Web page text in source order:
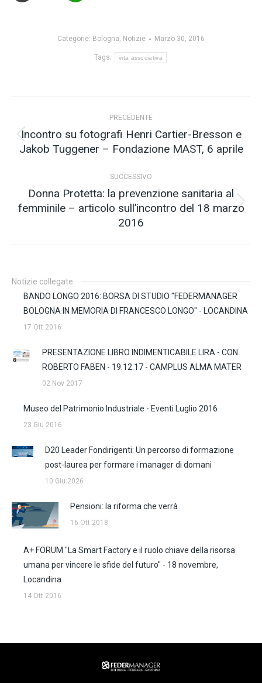
Categorie: Bologna, Notizie Marzo 30, 2016
Tags: vita associativa
tra
post
PRECEDENTE
Post
precedente:
Incontro su fotografi Henri Cartier-Bresson e
Jakob Tuggener – Fondazione MAST, 6 aprile
SUCCESSIVO
Prossimo
post:
Donna Protetta: la prevenzione sanitaria al
femminile – articolo sull’incontro del 18 marzo
2016
Notizie collegate
BANDO LONGO 2016: BORSA DI STUDIO "FEDERMANAGER
BOLOGNA IN MEMORIA DI FRANCESCO LONGO" - LOCANDINA
17 Ott 2016
PRESENTAZIONE LIBRO INDIMENTICABILE LIRA - CON
ROBERTO FABEN - 19.12.17 - CAMPLUS ALMA MATER
02 Nov 2017
Museo del Patrimonio Industriale - Eventi Luglio 2016
23 Giu 2016
D20 Leader Fondirigenti: Un percorso di formazione
post-laurea per formare i manager di domani
10 Giu 2026
Pensioni: la riforma che verrà
16 Ott 2018
A+ FORUM "La Smart Factory e il ruolo chiave della risorsa
umana per vincere le sfide del futuro" - 18 novembre,
Locandina
14 Ott 2016